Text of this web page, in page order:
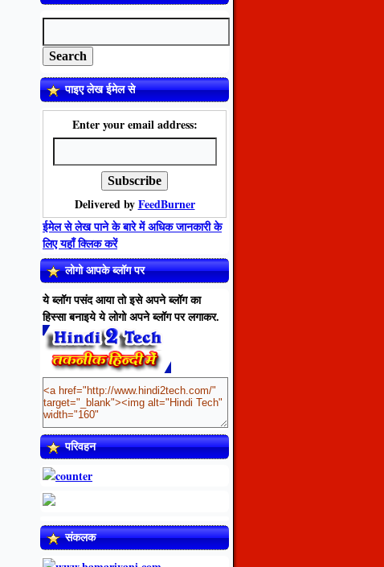
पाइए लेख ईमेल से
Enter your email address:
Delivered byFeedBurner
ईमेल से लेख पाने के बारे में अधिक जानकारी के
लिए यहाँ क्लिक करें
लोगो आपके ब्लॉग पर
ये ब्लॉग पसंद आया तो इसे अपने ब्लॉग का
हिस्सा बनाइये ये लोगो अपने ब्लॉग पर लगाकर.
परिवहन
संकलक